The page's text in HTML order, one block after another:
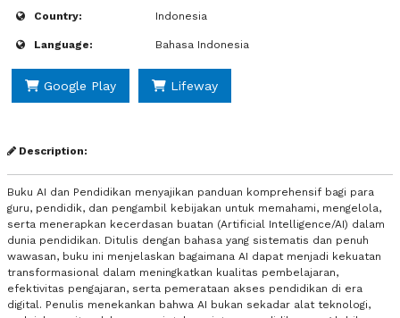
Country: Indonesia
Language: Bahasa Indonesia
Google Play Lifeway
Description:
Buku AI dan Pendidikan menyajikan panduan komprehensif bagi para
guru, pendidik, dan pengambil kebijakan untuk memahami, mengelola,
serta menerapkan kecerdasan buatan (Artificial Intelligence/AI) dalam
dunia pendidikan. Ditulis dengan bahasa yang sistematis dan penuh
wawasan, buku ini menjelaskan bagaimana AI dapat menjadi kekuatan
transformasional dalam meningkatkan kualitas pembelajaran,
efektivitas pengajaran, serta pemerataan akses pendidikan di era
digital. Penulis menekankan bahwa AI bukan sekadar alat teknologi,